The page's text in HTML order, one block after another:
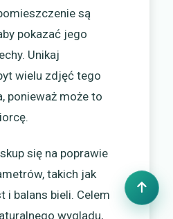
są
pokazać jego
Unikaj
wielu zdjęć tego
ponieważ może to
się na poprawie
takich jak
i balans bieli. Celem
wyglądu,